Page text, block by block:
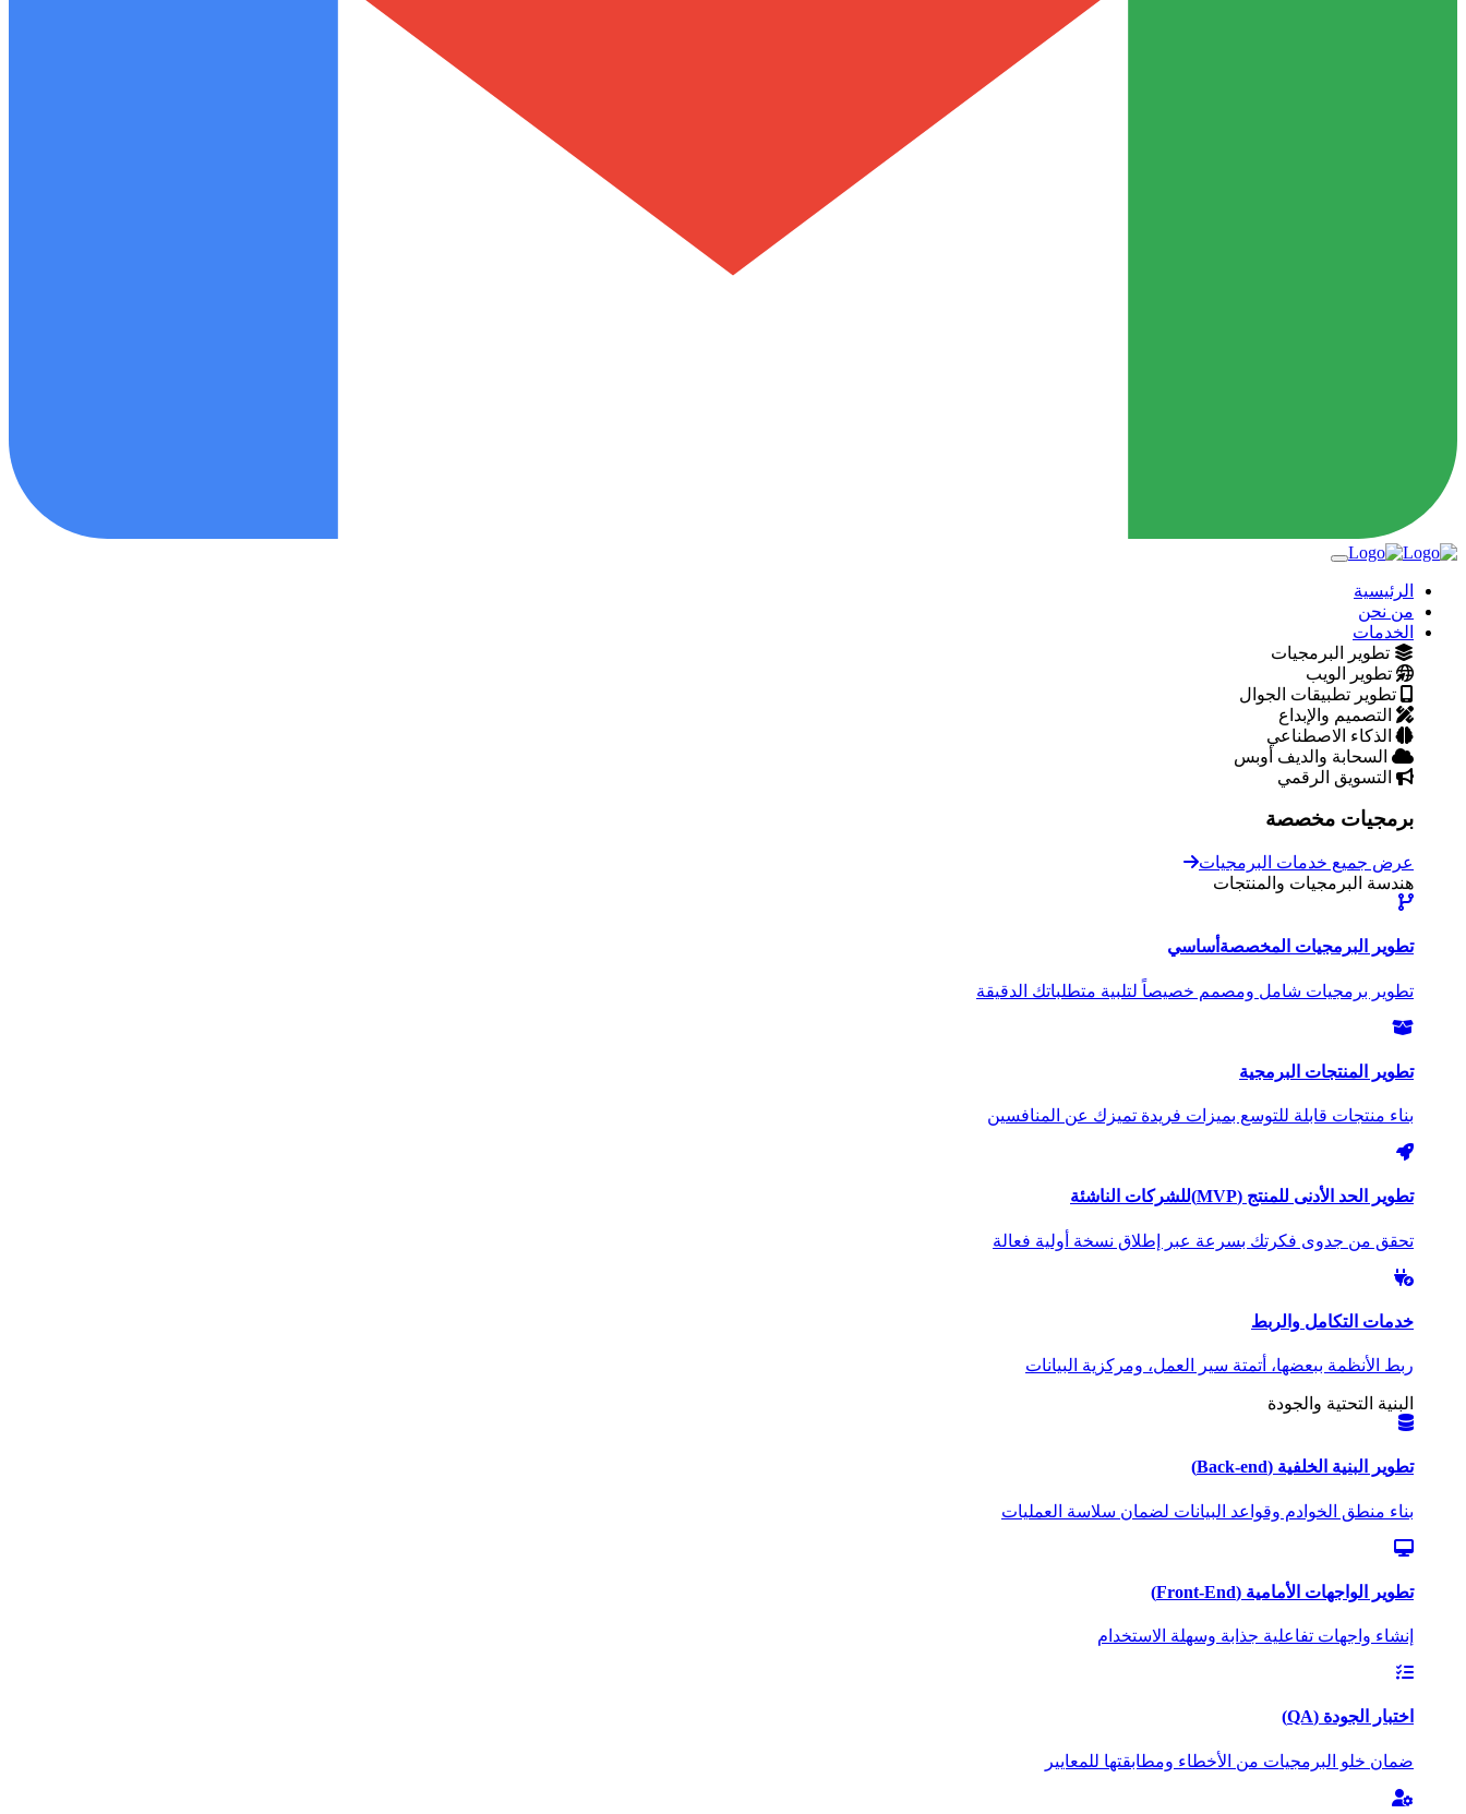
الرئيسية
من نحن
الخدمات
تطوير البرمجيات
تطوير الويب
تطوير تطبيقات الجوال
التصميم والإبداع
الذكاء الاصطناعي
السحابة والديف أوبس
التسويق الرقمي
برمجيات مخصصة
عرض جميع خدمات البرمجيات
هندسة البرمجيات والمنتجات
تطوير البرمجيات المخصصة أساسي
تطوير برمجيات شامل ومصمم خصيصاً لتلبية متطلباتك الدقيقة
تطوير المنتجات البرمجية
بناء منتجات قابلة للتوسع بميزات فريدة تميزك عن المنافسين
تطوير الحد الأدنى للمنتج (MVP) للشركات الناشئة
تحقق من جدوى فكرتك بسرعة عبر إطلاق نسخة أولية فعالة
خدمات التكامل والربط
ربط الأنظمة ببعضها، أتمتة سير العمل، ومركزية البيانات
البنية التحتية والجودة
تطوير البنية الخلفية (Back-end)
بناء منطق الخوادم وقواعد البيانات لضمان سلاسة العمليات
تطوير الواجهات الأمامية (Front-End)
إنشاء واجهات تفاعلية جذابة وسهلة الاستخدام
اختبار الجودة (QA)
ضمان خلو البرمجيات من الأخطاء ومطابقتها للمعايير